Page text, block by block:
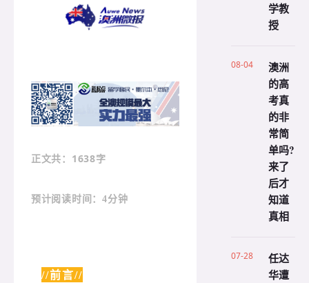
正文共 ：1638字
预计阅读时间：4分钟
//前言//
学教
授
08-04
澳洲
的高
考真
的非
常简
单吗?
来了
后才
知道
真相
07-28
任达
华遭